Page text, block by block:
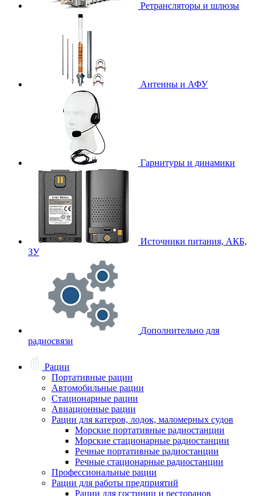
Ретрансляторы и шлюзы
Антенны и АФУ
Гарнитуры и динамики
Источники питания, АКБ,
ЗУ
Дополнительно для
радиосвязи
Рации
Портативные рации
Автомобильные рации
Стационарные рации
Авиационные рации
Рации для катеров, лодок, маломерных судов
Морские портативные радиостанции
Морские стационарные радиостанции
Речные портативные радиостанции
Речные стационарные радиостанции
Профессиональные рации
Рации для работы предприятий
Рации для гостиниц и ресторанов